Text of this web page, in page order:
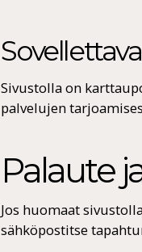
Sivustolla on
palvelujen
Palaute
Jos huomaat
sähköpostitse